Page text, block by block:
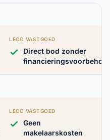
LECO VASTGOED
Direct bod zonder
LECO VASTGOED
Geen
makelaarskosten